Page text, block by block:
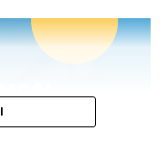
оформлення
—Gratitude
країн світу,
про свою